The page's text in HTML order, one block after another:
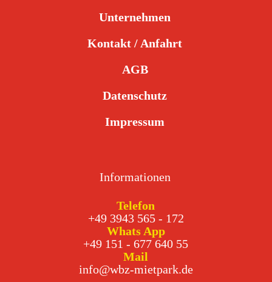
Unternehmen
Kontakt / Anfahrt
AGB
Datenschutz
Impressum
Informationen
Telefon
+49 3943 565 - 172
Whats App
+49 151 - 677 640 55
Mail
info@wbz-mietpark.de